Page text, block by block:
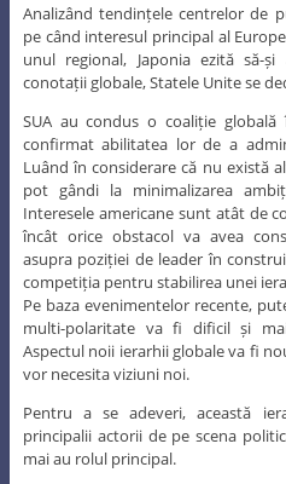
Analizând tendințele centrelor de
pe când interesul principal al
unul regional, Japonia ezită să-
conotații globale, Statele Unite se
SUA au condus o coaliție
confirmat abilitatea lor de a
Luând în considerare că nu există
pot gândi la minimalizarea
Interesele americane sunt atât de
încât orice obstacol va avea
asupra poziției de leader în
competiția pentru stabilirea unei
Pe baza evenimentelor recente,
multi-polaritate va fi dificil și
Aspectul noii ierarhii globale va fi
vor necesita viziuni noi.
Pentru a se adeveri, această
principalii actorii de pe scena
mai au rolul principal.